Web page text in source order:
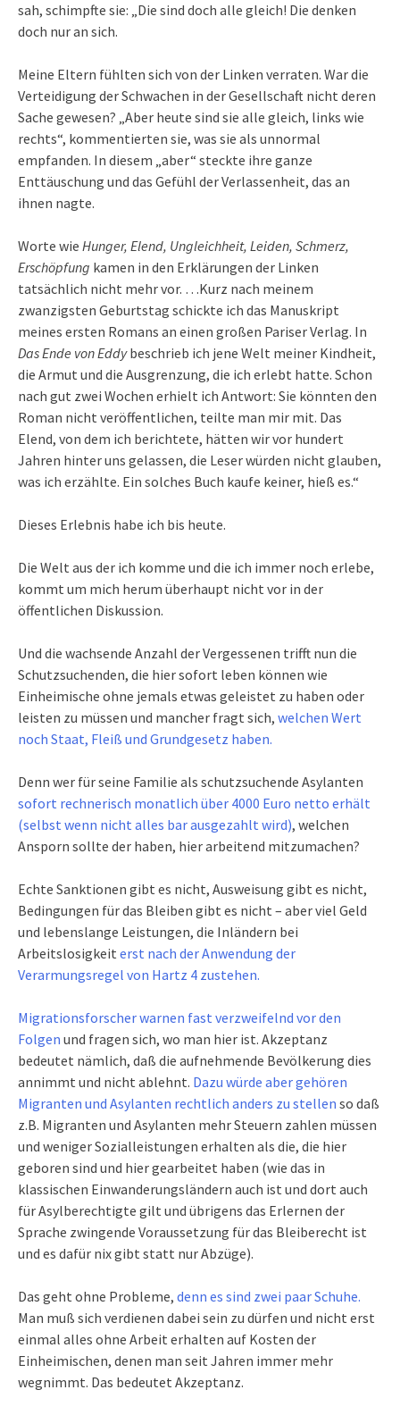
sah, schimpfte sie: „Die sind doch alle gleich! Die denken
doch nur an sich.
Meine Eltern fühlten sich von der Linken verraten. War die
Verteidigung der Schwachen in der Gesellschaft nicht deren
Sache gewesen? „Aber heute sind sie alle gleich, links wie
rechts“, kommentierten sie, was sie als unnormal
empfanden. In diesem „aber“ steckte ihre ganze
Enttäuschung und das Gefühl der Verlassenheit, das an
ihnen nagte.
Worte wie Hunger, Elend, Ungleichheit, Leiden, Schmerz,
Erschöpfung kamen in den Erklärungen der Linken
tatsächlich nicht mehr vor. …Kurz nach meinem
zwanzigsten Geburtstag schickte ich das Manuskript
meines ersten Romans an einen großen Pariser Verlag. In
Das Ende von Eddybeschrieb ich jene Welt meiner Kindheit,
die Armut und die Ausgrenzung, die ich erlebt hatte. Schon
nach gut zwei Wochen erhielt ich Antwort: Sie könnten den
Roman nicht veröffentlichen, teilte man mir mit. Das
Elend, von dem ich berichtete, hätten wir vor hundert
Jahren hinter uns gelassen, die Leser würden nicht glauben,
was ich erzählte. Ein solches Buch kaufe keiner, hieß es.“
Dieses Erlebnis habe ich bis heute.
Die Welt aus der ich komme und die ich immer noch erlebe,
kommt um mich herum überhaupt nicht vor in der
öffentlichen Diskussion.
Und die wachsende Anzahl der Vergessenen trifft nun die
Schutzsuchenden, die hier sofort leben können wie
Einheimische ohne jemals etwas geleistet zu haben oder
leisten zu müssen und mancher fragt sich, welchen Wert
noch Staat, Fleiß und Grundgesetz haben.
Denn wer für seine Familie als schutzsuchende Asylanten
sofort rechnerisch monatlich über 4000 Euro netto erhält
(selbst wenn nicht alles bar ausgezahlt wird), welchen
Ansporn sollte der haben, hier arbeitend mitzumachen?
Echte Sanktionen gibt es nicht, Ausweisung gibt es nicht,
Bedingungen für das Bleiben gibt es nicht – aber viel Geld
und lebenslange Leistungen, die Inländern bei
Arbeitslosigkeit erst nach der Anwendung der
Verarmungsregel von Hartz 4 zustehen.
Migrationsforscher warnen fast verzweifelnd vor den
Folgen und fragen sich, wo man hier ist. Akzeptanz
bedeutet nämlich, daß die aufnehmende Bevölkerung dies
annimmt und nicht ablehnt. Dazu würde aber gehören
Migranten und Asylanten rechtlich anders zu stellen so daß
z.B. Migranten und Asylanten mehr Steuern zahlen müssen
und weniger Sozialleistungen erhalten als die, die hier
geboren sind und hier gearbeitet haben (wie das in
klassischen Einwanderungsländern auch ist und dort auch
für Asylberechtigte gilt und übrigens das Erlernen der
Sprache zwingende Voraussetzung für das Bleiberecht ist
und es dafür nix gibt statt nur Abzüge).
Das geht ohne Probleme, denn es sind zwei paar Schuhe.
Man muß sich verdienen dabei sein zu dürfen und nicht erst
einmal alles ohne Arbeit erhalten auf Kosten der
Einheimischen, denen man seit Jahren immer mehr
wegnimmt. Das bedeutet Akzeptanz.